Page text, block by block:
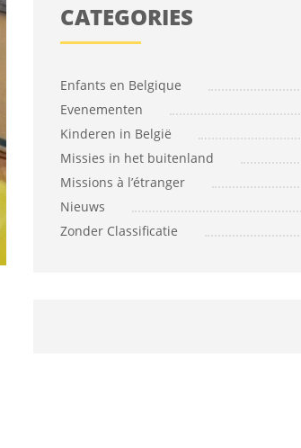
CATEGORIES
Enfants en Belgique
Evenementen
Kinderen in België
Missies in het buitenland
Missions à l’étranger
Nieuws
Zonder Classificatie